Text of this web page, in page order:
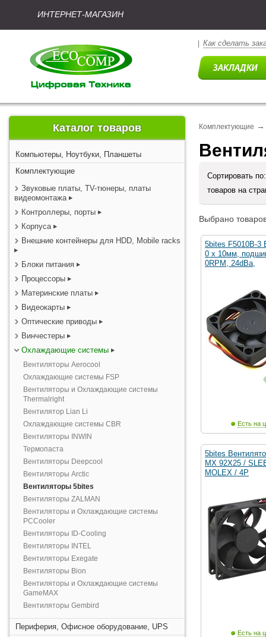
ИНТЕРНЕТ-МАГАЗИН
Как сделать
Каталог товаров
Компьютеры, Ноутбуки, Планшеты
Комплектующие
Звуковые платы, TV-тюнеры, платы
видеомонтажа
Контроллеры, порты
Корпуса
Внешние контейнеры для HDD, Mobile racks
Блоки питания
Процессоры
Материнские платы
Видеокарты
Оптические приводы
Винчестеры
Охлаждающие системы
Вентиляторы Aerocool
Охлаждающие системы FSP
Вентиляторы и Охлаждающие системы
Thermalright
Вентилятор Lian Li
Охлаждающие системы CBR
Вентиляторы INWIN
Термопаста
Вентиляторы Deepcool
Вентиляторы Arctic
Вентиляторы 5bites
Вентиляторы ZALMAN
Вентиляторы и Охлаждающие системы
PCCooler
Вентиляторы ID-Cooling
Вентиляторы INTEL
Вентиляторы Exegate
Вентиляторы Bion
Вентиляторы и Охлаждающие системы
GameMAX
Вентиляторы Gembird
Периферия, Офисное оборудование, UPS
Комплектующие →
Сортировать
товаров на
Выбрано
5bites F5010B-3
0 x 10мм,
0RPM, 24dBa,
Есть на
5bites
MX 92X25 /
MOLEX / 4P
Есть на